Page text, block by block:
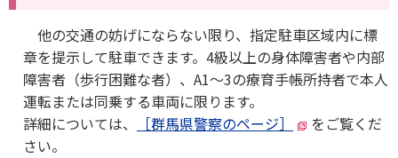
他の交通の妨げにならない限り、指定駐車区域内に標
章を提示して駐車できます。4級以上の身体障害者や内部
障害者（歩行困難な者）、A1～3の療育手帳所持者で本人
運転または同乗する車両に限ります。
詳細については、
［群馬県警察のページ］
をご覧くだ
さい。